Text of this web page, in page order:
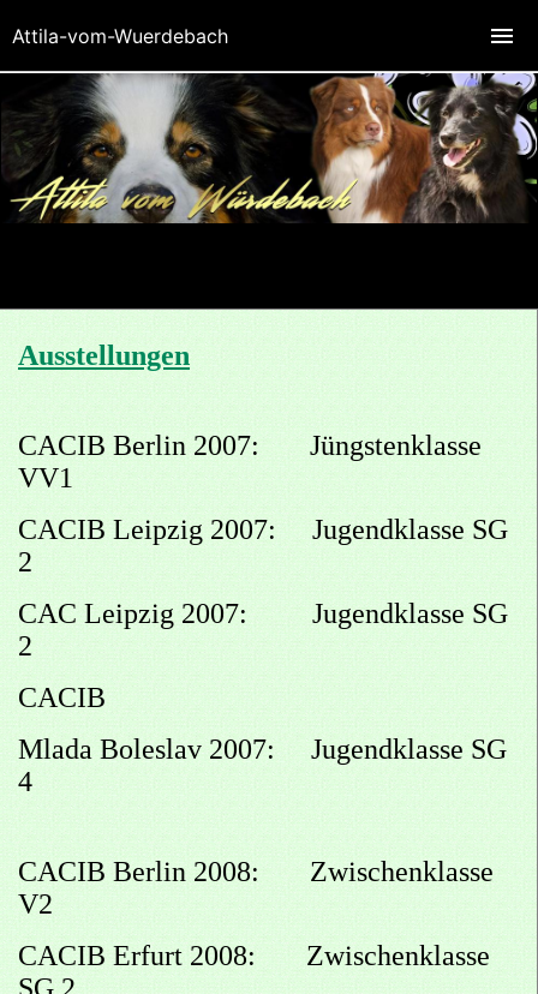
Ausstellungen
CACIB Berlin 2007: Jüngstenklasse
VV1
CACIB Leipzig 2007: Jugendklasse SG
2
CAC Leipzig 2007: Jugendklasse SG
2
CACIB
Mlada Boleslav 2007: Jugendklasse SG
4
CACIB Berlin 2008: Zwischenklasse
V2
CACIB Erfurt 2008: Zwischenklasse
Attila-vom-Wuerdebach